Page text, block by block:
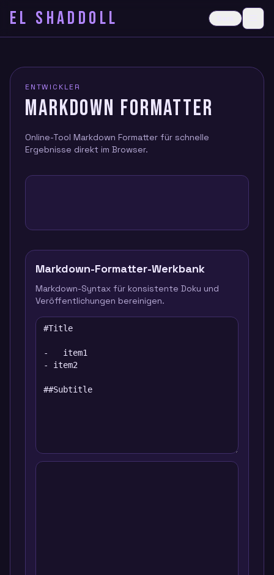
EL SHADDOLL
ENTWICKLER
MARKDOWN FORMATTER
Online-Tool Markdown Formatter für schnelle
Ergebnisse direkt im Browser.
Markdown-Formatter-Werkbank
Markdown-Syntax für konsistente Doku und
Veröffentlichungen bereinigen.